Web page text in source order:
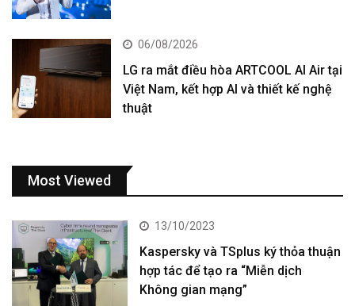
06/08/2026
LG ra mắt điều hòa ARTCOOL AI Air tại
Việt Nam, kết hợp AI và thiết kế nghệ
thuật
Most Viewed
13/10/2023
Kaspersky và TSplus ký thỏa thuận
hợp tác để tạo ra “Miễn dịch
Không gian mạng”